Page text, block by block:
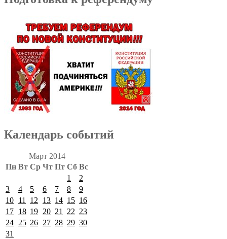
Календарь событий
Март 2014
Пн Вт Ср Чт Пт Сб Вс
1
2
3
4 5 6 7 8
9
10 11 12 13 14 15 16
17 18 19 20 21 22 23
24 25 26 27 28 29 30
31